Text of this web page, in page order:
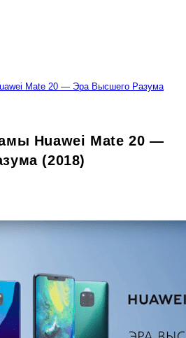
Mate 20 — Эра Высшего Разума
Huawei Mate 20 —
(2018)